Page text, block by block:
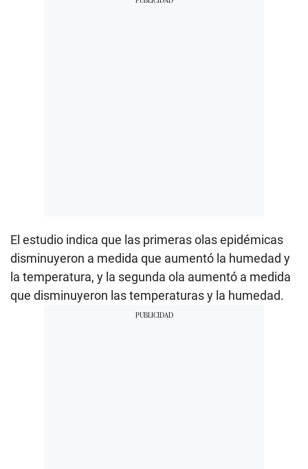
El estudio indica que las primeras olas epidémicas
disminuyeron a medida que aumentó la humedad y
la temperatura, y la segunda ola aumentó a medida
que disminuyeron las temperaturas y la humedad.